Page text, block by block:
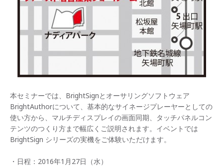
本セミナーでは、BrightSignとオーサリングソフトウェア
BrightAuthorについて、基本的なサイネージプレーヤーとしての
使い方から、マルチディスプレイの画面同期、タッチパネルコン
テンツのつくり方まで幅広くご説明されます。イベントでは
BrightSign シリーズの実機をご体験いただけます。
・日程：2016年1月27日（水）